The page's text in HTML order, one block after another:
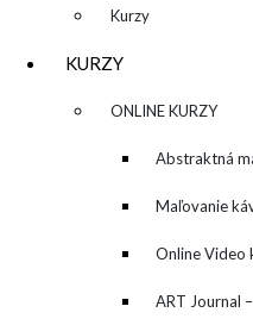
Kurzy
KURZY
▼ ONLINE KURZY
▼ Abstraktná
akrylom
Maľovanie
Online Video
ART
ART Journal
Uložiť moje meno, e-mail
prehliadači pre moje budúce